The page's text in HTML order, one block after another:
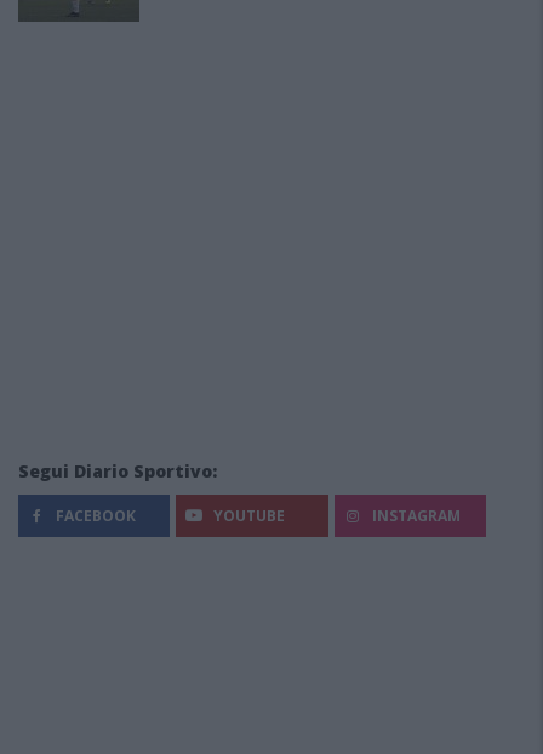
Segui Diario Sportivo:
FACEBOOK YOUTUBE INSTAGRAM